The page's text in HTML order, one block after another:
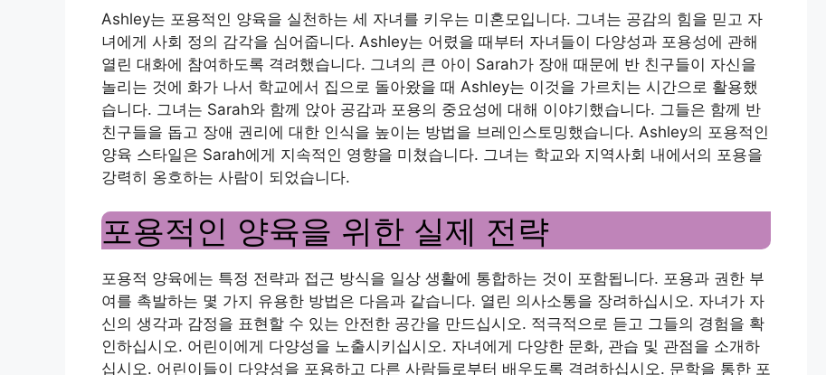
Ashley는 포용적인 양육을 실천하는 세 자녀를 키우는 미혼모입니다. 그녀는 공감의 힘을 믿고 자
녀에게 사회 정의 감각을 심어줍니다. Ashley는 어렸을 때부터 자녀들이 다양성과 포용성에 관해
열린 대화에 참여하도록 격려했습니다. 그녀의 큰 아이 Sarah가 장애 때문에 반 친구들이 자신을
놀리는 것에 화가 나서 학교에서 집으로 돌아왔을 때 Ashley는 이것을 가르치는 시간으로 활용했
습니다. 그녀는 Sarah와 함께 앉아 공감과 포용의 중요성에 대해 이야기했습니다. 그들은 함께 반
친구들을 돕고 장애 권리에 대한 인식을 높이는 방법을 브레인스토밍했습니다. Ashley의 포용적인
양육 스타일은 Sarah에게 지속적인 영향을 미쳤습니다. 그녀는 학교와 지역사회 내에서의 포용을
강력히 옹호하는 사람이 되었습니다.
포용적인 양육을 위한 실제 전략
포용적 양육에는 특정 전략과 접근 방식을 일상 생활에 통합하는 것이 포함됩니다. 포용과 권한 부
여를 촉발하는 몇 가지 유용한 방법은 다음과 같습니다. 열린 의사소통을 장려하십시오. 자녀가 자
신의 생각과 감정을 표현할 수 있는 안전한 공간을 만드십시오. 적극적으로 듣고 그들의 경험을 확
인하십시오. 어린이에게 다양성을 노출시키십시오. 자녀에게 다양한 문화, 관습 및 관점을 소개하
십시오. 어린이들이 다양성을 포용하고 다른 사람들로부터 배우도록 격려하십시오. 문학을 통한 포